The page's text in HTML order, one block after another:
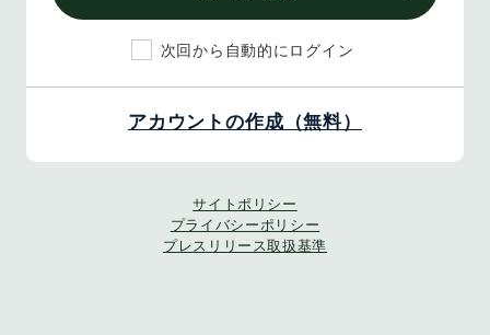
次回から自動的にログイン
アカウントの作成（無料）
サイトポリシー
プライバシーポリシー
プレスリリース取扱基準